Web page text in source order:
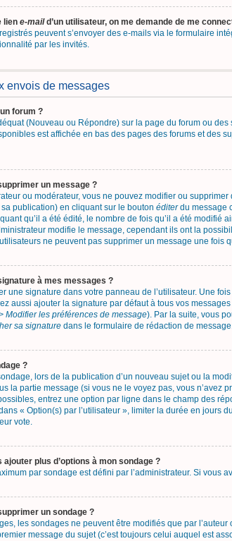
lien e-maild’un utilisateur, on me demande de me
peuvent s’envoyer des e-mails via le formulaire
par les invités.
envois de messages
forum ?
(Nouveau ou Répondre) sur la page du forum ou
est affichée en bas des pages des forums et des
un message ?
ou modérateur, vous ne pouvez modifier ou
publication) en cliquant sur le bouton éditerdu message
qu’il a été édité, le nombre de fois qu’il a été modifié
modifie le message, cependant ils ont la
ne peuvent pas supprimer un message une fois
à mes messages ?
une signature dans votre panneau de l’utilisateur. Une
aussi ajouter la signature par défaut à tous vos
Modifier les préférences de message). Par la suite, vous
sa signature dans le formulaire de rédaction de
?
lors de la publication d’un nouveau sujet ou la
la partie message (si vous ne le voyez pas, vous n’avez
entrez une option par ligne dans le champ des
« Option(s) par l’utilisateur », limiter la durée en jours
vote.
ajouter plus d’options à mon sondage ?
par sondage est défini par l’administrateur. Si vous
un sondage ?
les sondages ne peuvent être modifiés que par
message du sujet (c’est toujours celui auquel est